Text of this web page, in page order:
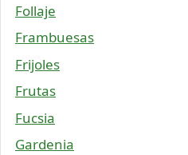
Follaje
Frambuesas
Frijoles
Frutas
Fucsia
Gardenia